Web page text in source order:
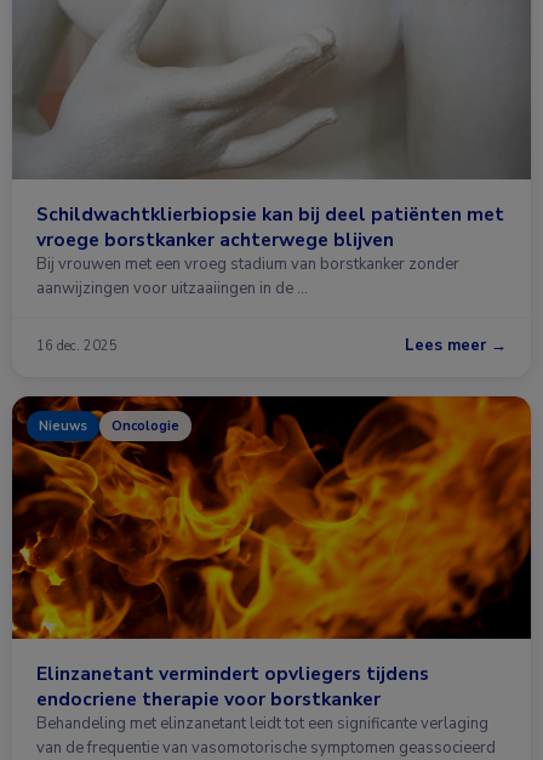
Schildwachtklierbiopsie kan bij deel patiënten met
vroege borstkanker achterwege blijven
Bij vrouwen met een vroeg stadium van borstkanker zonder
aanwijzingen voor uitzaaiingen in de …
16 dec. 2025 Lees meer →
Nieuws Oncologie
Elinzanetant vermindert opvliegers tijdens
endocriene therapie voor borstkanker
Behandeling met elinzanetant leidt tot een significante verlaging
van de frequentie van vasomotorische symptomen geassocieerd